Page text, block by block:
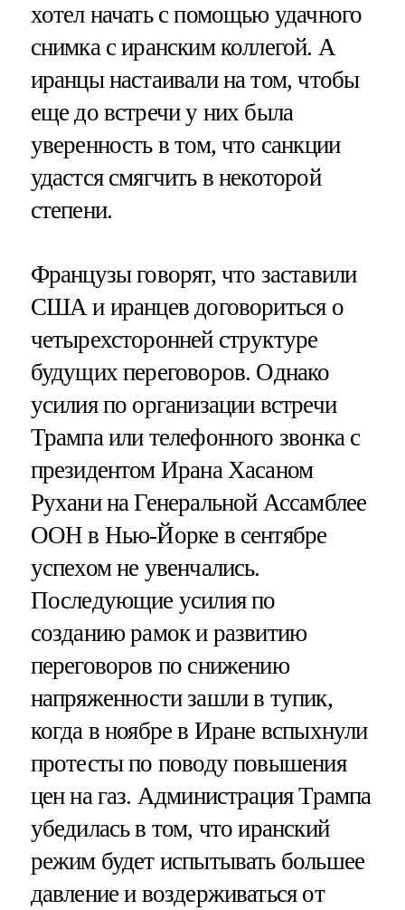
хотел начать с помощью удачного
снимка с иранским коллегой. А
иранцы настаивали на том, чтобы
еще до встречи у них была
уверенность в том, что санкции
удастся смягчить в некоторой
степени.
Французы говорят, что заставили
США и иранцев договориться о
четырехсторонней структуре
будущих переговоров. Однако
усилия по организации встречи
Трампа или телефонного звонка с
президентом Ирана Хасаном
Рухани на Генеральной Ассамблее
ООН в Нью-Йорке в сентябре
успехом не увенчались.
Последующие усилия по
созданию рамок и развитию
переговоров по снижению
напряженности зашли в тупик,
когда в ноябре в Иране вспыхнули
протесты по поводу повышения
цен на газ. Администрация Трампа
убедилась в том, что иранский
режим будет испытывать большее
давление и воздерживаться от